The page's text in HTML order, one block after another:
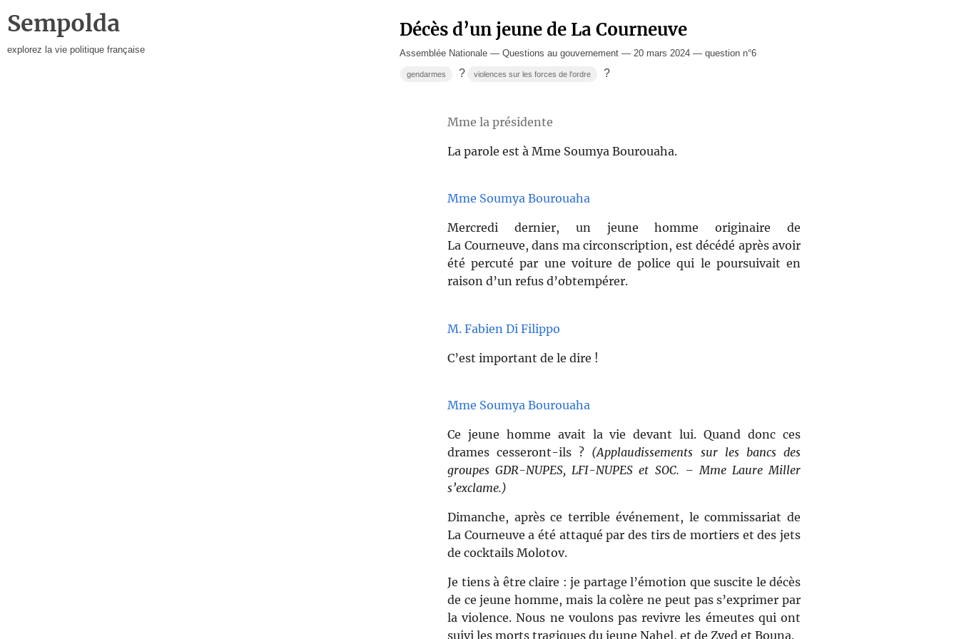
Sempolda
explorez la vie politique française
Décès d’un jeune de La Courneuve
Assemblée Nationale — Questions au gouvernement — 20 mars 2024 — question n°6
gendarmes ? violences sur les forces de l'ordre ?
Mme la présidente
La parole est à Mme Soumya Bourouaha.
Mme Soumya Bourouaha
Mercredi dernier, un jeune homme originaire de
La Courneuve, dans ma circonscription, est décédé après avoir
été percuté par une voiture de police qui le poursuivait en
raison d’un refus d’obtempérer.
M. Fabien Di Filippo
C’est important de le dire !
Mme Soumya Bourouaha
Ce jeune homme avait la vie devant lui. Quand donc ces
drames cesseront-ils ? (Applaudissements sur les bancs des
groupes GDR-NUPES, LFI-NUPES et SOC. – Mme Laure Miller
s’exclame.)
Dimanche, après ce terrible événement, le commissariat de
La Courneuve a été attaqué par des tirs de mortiers et des jets
de cocktails Molotov.
Je tiens à être claire : je partage l’émotion que suscite le décès
de ce jeune homme, mais la colère ne peut pas s’exprimer par
la violence. Nous ne voulons pas revivre les émeutes qui ont
suivi les morts tragiques du jeune Nahel, et de Zyed et Bouna.